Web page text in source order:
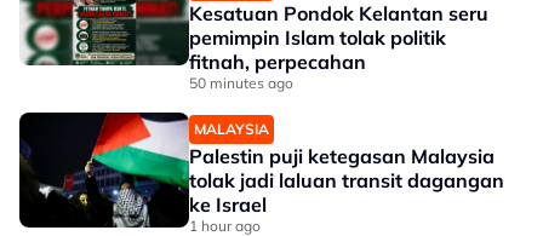
Kesatuan Pondok Kelantan seru
pemimpin Islam tolak politik
fitnah, perpecahan
50 minutes ago
MALAYSIA
Palestin puji ketegasan Malaysia
tolak jadi laluan transit dagangan
ke Israel
1 hour ago